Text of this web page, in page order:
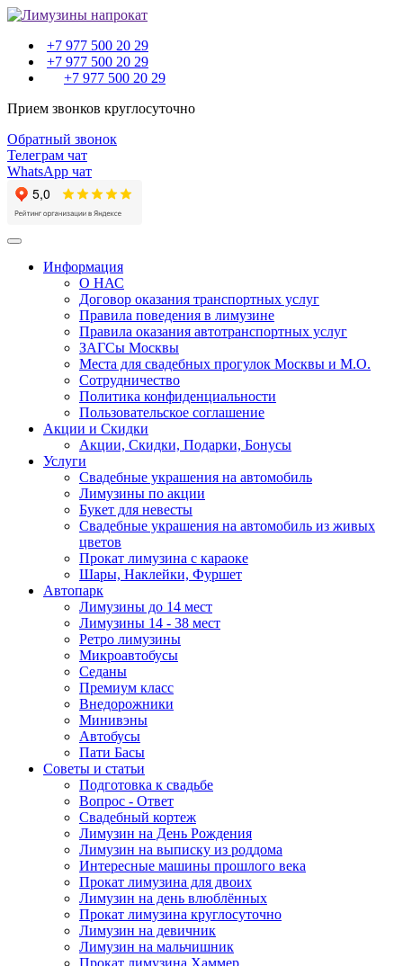
+7 977 500 20 29
+7 977 500 20 29
+7 977 500 20 29
Прием звонков круглосуточно
Обратный звонок
Телеграм чат
WhatsApp чат
Toggle
navigationИнформация
О НАС
Договор оказания транспортных услуг
Правила поведения в лимузине
Правила оказания автотранспортных услуг
ЗАГСы Москвы
Места для свадебных прогулок Москвы и М.О.
Сотрудничество
Политика конфиденциальности
Пользовательское соглашение
Акции и Скидки
Акции, Скидки, Подарки, Бонусы
Услуги
Свадебные украшения на автомобиль
Лимузины по акции
Букет для невесты
Свадебные украшения на автомобиль из живых
цветов
Прокат лимузина с караоке
Шары, Наклейки, Фуршет
Автопарк
Лимузины до 14 мест
Лимузины 14 - 38 мест
Ретро лимузины
Микроавтобусы
Седаны
Премиум класс
Внедорожники
Минивэны
Автобусы
Пати Басы
Советы и статьи
Подготовка к свадьбе
Вопрос - Ответ
Свадебный кортеж
Лимузин на День Рождения
Лимузин на выписку из роддома
Интересные машины прошлого века
Прокат лимузина для двоих
Лимузин на день влюблённых
Прокат лимузина круглосуточно
Лимузин на девичник
Лимузин на мальчишник
Прокат лимузина Хаммер